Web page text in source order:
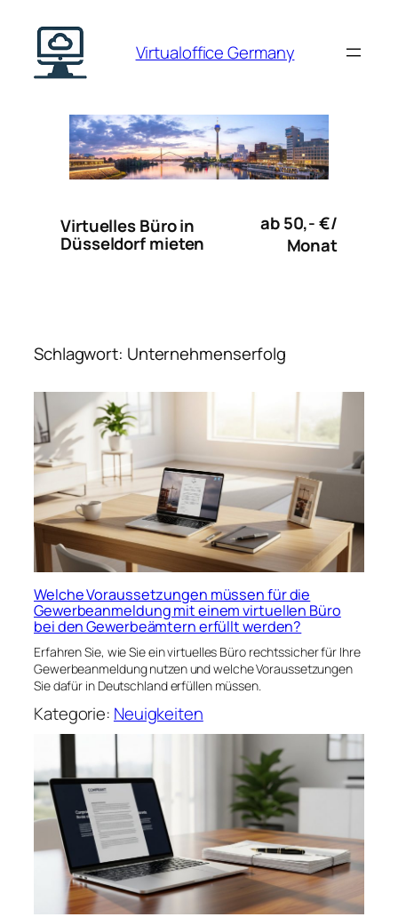
Inhalt
springen
Virtualoffice Germany
Virtuelles Büro in
Düsseldorf mieten
ab 50,- €/
Monat
Schlagwort: Unternehmenserfolg
Welche Voraussetzungen müssen für die
Gewerbeanmeldung mit einem virtuellen Büro
bei den Gewerbeämtern erfüllt werden?
Erfahren Sie, wie Sie ein virtuelles Büro rechtssicher für Ihre
Gewerbeanmeldung nutzen und welche Voraussetzungen
Sie dafür in Deutschland erfüllen müssen.
Kategorie: Neuigkeiten